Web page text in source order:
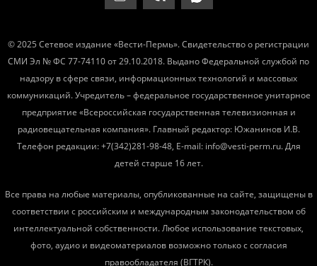
© 2025 Сетевое издание «Вести-Пермь». Свидетельство о регистрации
СМИ Эл № ФС 77-74110 от 29.10.2018. Выдано Федеральной службой по
надзору в сфере связи, информационных технологий и массовых
коммуникаций. Учредитель – федеральное государственное унитарное
предприятие «Всероссийская государственная телевизионная и
радиовещательная компания». Главный редактор: Южанинов И.В.
Телефон редакции: +7(342)281-98-48, E-mail: info@vesti-perm.ru. Для
детей старше 16 лет.
Все права на любые материалы, опубликованные на сайте, защищены в
соответствии с российским и международным законодательством об
интеллектуальной собственности. Любое использование текстовых,
фото, аудио и видеоматериалов возможно только с согласия
правообладателя (ВГТРК).